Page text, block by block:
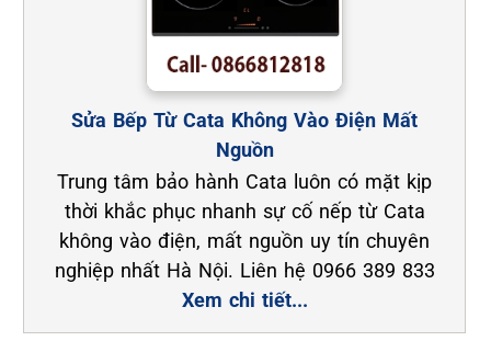
Sửa Bếp Từ Cata Không Vào Điện Mất
Nguồn
Trung tâm bảo hành Cata luôn có mặt kịp
thời khắc phục nhanh sự cố nếp từ Cata
không vào điện, mất nguồn uy tín chuyên
nghiệp nhất Hà Nội. Liên hệ 0966 389 833
Xem chi tiết...